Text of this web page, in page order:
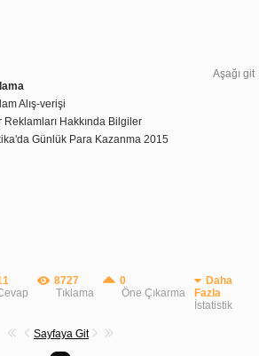
Aşağı git
Alış-verişi
Hakkında Bilgiler
Günlük Para Kazanma 2015
8727
Tıklama
0
Öne Çıkarma
Daha
Fazla
İstatistik
Sayfaya Git